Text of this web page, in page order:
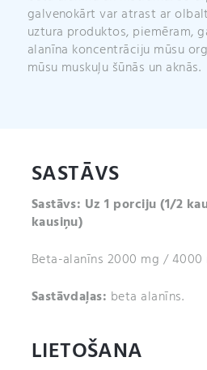
galvenokārt var atrast ar
uztura produktos, piemēram,
alanīna koncentrāciju mūsu
mūsu muskuļu šūnās un aknās.
SASTĀVS
Sastāvs: Uz 1 porciju (1/2
kausiņu)
Beta-alanīns 2000 mg / 4000
Sastāvdaļas: beta alanīns.
LIETOŠANA